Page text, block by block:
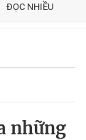
ĐỌC NHIỀU
những